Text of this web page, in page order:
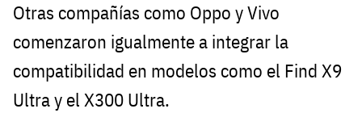
Otras compañías como Oppo y Vivo
comenzaron igualmente a integrar la
compatibilidad en modelos como el Find X9
Ultra y el X300 Ultra.